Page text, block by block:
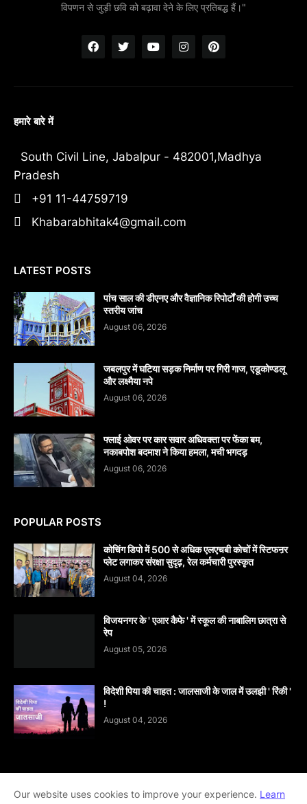
विपणन से जुड़ी छवि को बढ़ावा देने के लिए प्रतिबद्ध हैं।"
हमारे बारे में
South Civil Line, Jabalpur - 482001,Madhya
Pradesh
+91 11-44759719
Khabarabhitak4@gmail.com
LATEST POSTS
पांच साल की डीएनए और वैज्ञानिक रिपोर्टों की होगी उच्च
स्तरीय जांच
August 06, 2026
जबलपुर में घटिया सड़क निर्माण पर गिरी गाज, एडूकोण्डलू
और लक्ष्मैया नपे
August 06, 2026
फ्लाई ओवर पर कार सवार अधिवक्ता पर फेंका बम,
नकाबपोश बदमाश ने किया हमला, मची भगदड़
August 06, 2026
POPULAR POSTS
कोचिंग डिपो में 500 से अधिक एलएचबी कोचों में स्टिफऩर
प्लेट लगाकर संरक्षा सुदृढ़, रेल कर्मचारी पुरस्कृत
August 04, 2026
विजयनगर के ' एआर कैफे ' में स्कूल की नाबालिग छात्रा से
रेप
August 05, 2026
विदेशी पिया की चाहत : जालसाजी के जाल में उलझी ' रिंकी '
!
August 04, 2026
Home About contact-us Disclaimer
Our website uses cookies to improve your experience. Learn